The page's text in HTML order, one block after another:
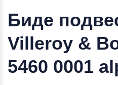
Биде
Villeroy &
5460 0001